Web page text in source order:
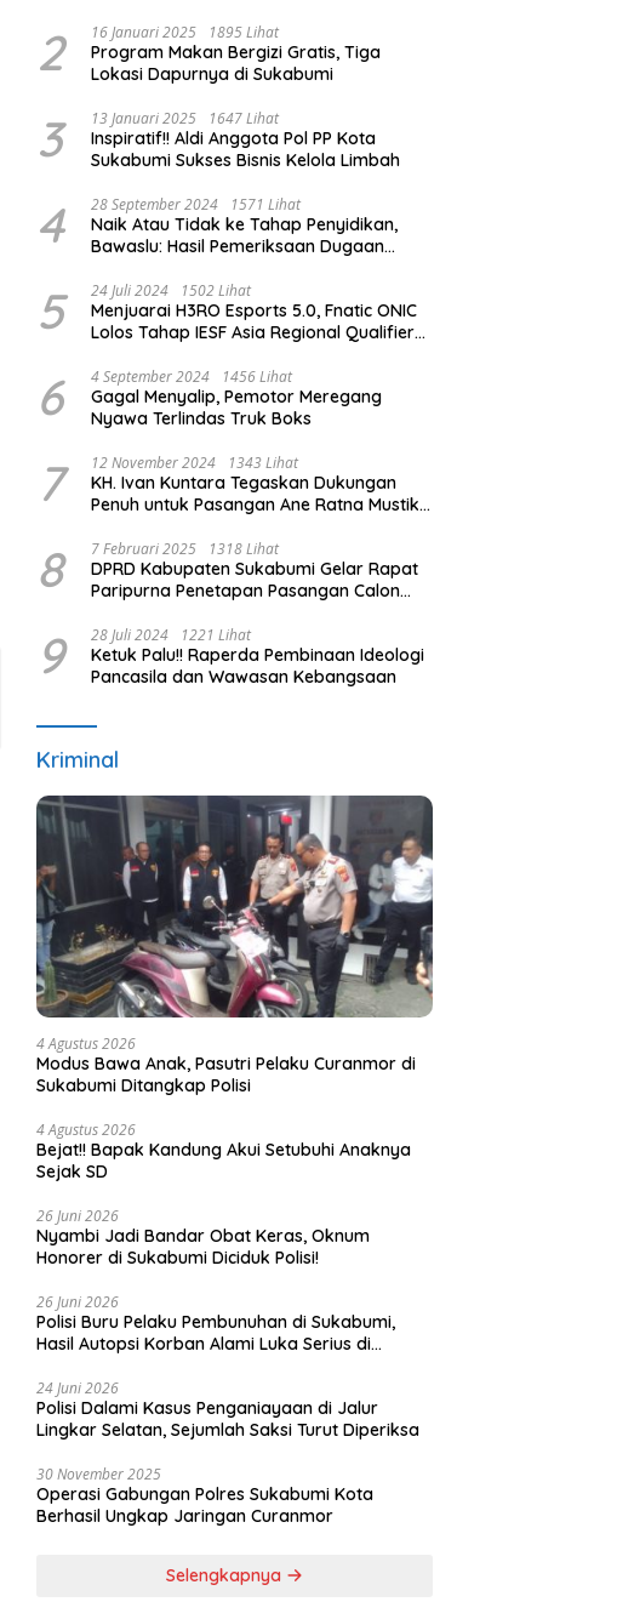
2 16 Januari 2025 1895 Lihat
Program Makan Bergizi Gratis, Tiga
Lokasi Dapurnya di Sukabumi
3 13 Januari 2025 1647 Lihat
Inspiratif!! Aldi Anggota Pol PP Kota
Sukabumi Sukses Bisnis Kelola Limbah
4 28 September 2024 1571 Lihat
Naik Atau Tidak ke Tahap Penyidikan,
Bawaslu: Hasil Pemeriksaan Dugaan
5 24 Juli 2024 1502 Lihat
Menjuarai H3RO Esports 5.0, Fnatic ONIC
Lolos Tahap IESF Asia Regional Qualifier
6 4 September 2024 1456 Lihat
Gagal Menyalip, Pemotor Meregang
Nyawa Terlindas Truk Boks
7 12 November 2024 1343 Lihat
KH. Ivan Kuntara Tegaskan Dukungan
Penuh untuk Pasangan Ane Ratna Mustika
Purwakarta 2024
8 7 Februari 2025 1318 Lihat
DPRD Kabupaten Sukabumi Gelar Rapat
Paripurna Penetapan Pasangan Calon
Pejabat Eksekutif
9 28 Juli 2024 1221 Lihat
Ketuk Palu!! Raperda Pembinaan Ideologi
Pancasila dan Wawasan Kebangsaan
Kriminal
4 Agustus 2026
Modus Bawa Anak, Pasutri Pelaku Curanmor di
Sukabumi Ditangkap Polisi
4 Agustus 2026
Bejat!! Bapak Kandung Akui Setubuhi Anaknya
Sejak SD
26 Juni 2026
Nyambi Jadi Bandar Obat Keras, Oknum
Honorer di Sukabumi Diciduk Polisi!
26 Juni 2026
Polisi Buru Pelaku Pembunuhan di Sukabumi,
Hasil Autopsi Korban Alami Luka Serius di
24 Juni 2026
Polisi Dalami Kasus Penganiayaan di Jalur
Lingkar Selatan, Sejumlah Saksi Turut Diperiksa
30 November 2025
Operasi Gabungan Polres Sukabumi Kota
Berhasil Ungkap Jaringan Curanmor
Selengkapnya